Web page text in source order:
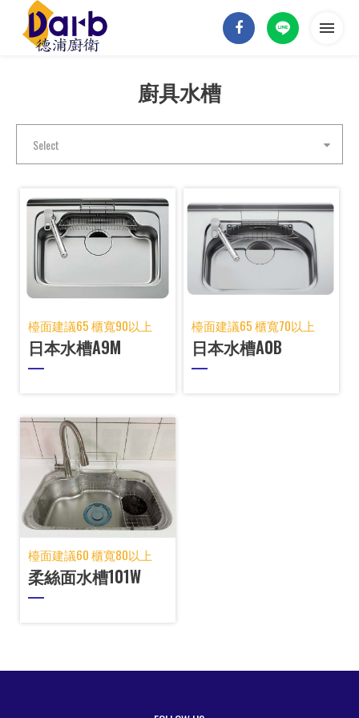
廚具水槽
Select
檯面建議65 櫃寬90以上
日本水槽A9M
檯面建議65 櫃寬70以上
日本水槽A0B
檯面建議60 櫃寬80以上
柔絲面水槽101W
實績案例
最新消息